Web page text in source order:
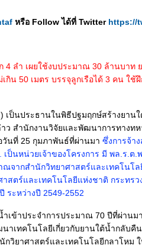
หรือ Follow ได้ที่ Twitter https://
4 ลำ เผยใช้งบประมาณ 30 ล้านบาท
กิน 50 เมตร บรรจุลูกเรือได้ 3 คน ใ
เป็นประธานในพิธีปฐมฤกษ์สร้างยาน
ว สำนักงานวิจัยและพัฒนาการทางทห
วันที่ 25 กุมภาพันธ์ที่ผ่านมา ซึ่งการจ้า
นหน่วยเจ้าของโครงการ มี พล.ร.ต.
จากสำนักวิทยาศาสตร์และเทคโนโล
ตร์และเทคโนโลยีแห่งชาติ กระทรว
ระหว่างปี 2549-2552
ำเข้าประจำการประมาณ 70 ปีที่ผ่าน
าเทคโนโลยีเกี่ยวกับยานใต้น้ำกลับคื
วิยาศาสตร์และเทคโนโลยีกลาโหม